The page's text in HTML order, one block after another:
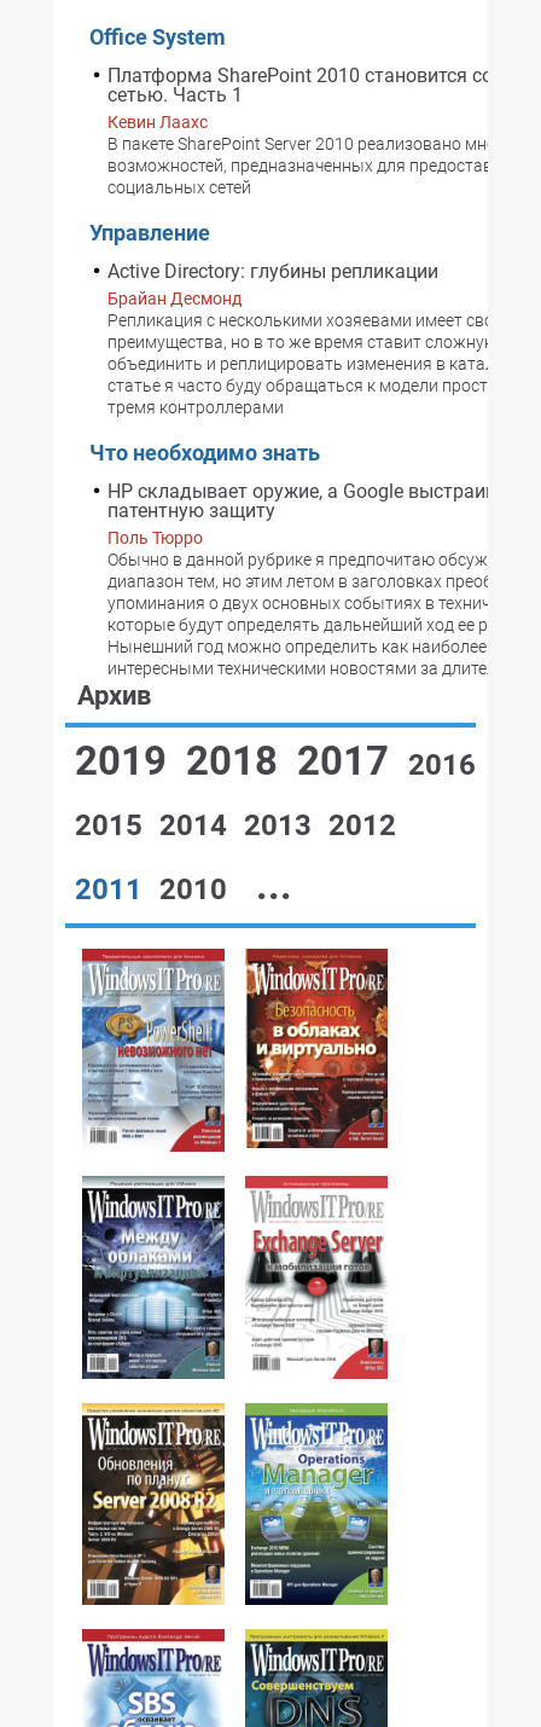
Office System
Платформа SharePoint 2010 становится
сетью. Часть 1
Кевин Лаахс
В пакете SharePoint Server 2010 реализовано
возможностей, предназначенных для
социальных сетей
Управление
Active Directory: глубины репликации
Брайан Десмонд
Репликация с несколькими хозяевами имеет свои
преимущества, но в то же время ставит сложную
объединить и реплицировать изменения в каталоге. В
статье я часто буду обращаться к модели простого
тремя контроллерами
Что необходимо знать
HP складывает оружие, а Google выстраивает
патентную защиту
Поль Тюрро
Обычно в данной рубрике я предпочитаю обсуждать
диапазон тем, но этим летом в заголовках
упоминания о двух основных событиях в технической
которые будут определять дальнейший ход ее
Нынешний год можно определить как наиболее
интересными техническими новостями за
Архив
2019 2018 2017
2016
2015 2014 2013 2012
2011
2010 ...
№12,2011 №11,2011
№10,2011 №09,2011
№08,2011 №07,2011